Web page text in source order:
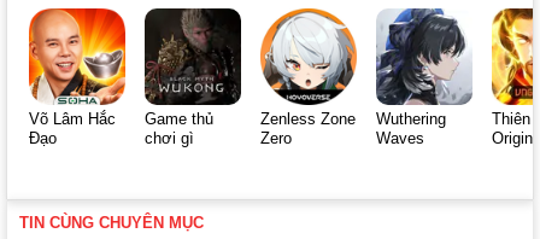
Võ Lâm Hắc
Đạo
Game thủ
chơi gì
Zenless Zone
Zero
Wuthering
Waves
Thiên
Origin
TIN CÙNG CHUYÊN MỤC